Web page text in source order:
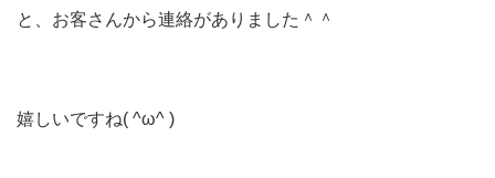
と、お客さんから連絡がありました＾＾
嬉しいですね( ^ω^ )